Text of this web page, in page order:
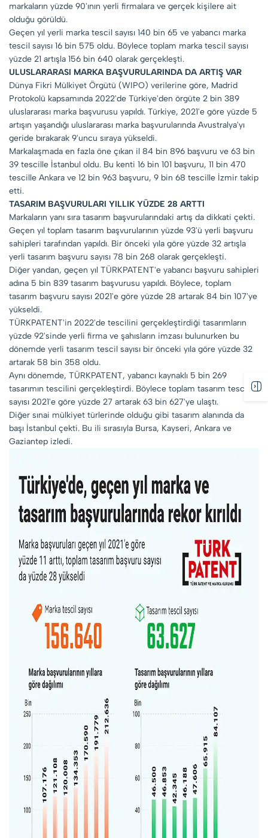
markaların yüzde 90'ının yerli firmalara ve gerçek kişilere ait
olduğu görüldü.
Geçen yıl yerli marka tescil sayısı 140 bin 65 ve yabancı marka
tescil sayısı 16 bin 575 oldu. Böylece toplam marka tescil sayısı
yüzde 21 artışla 156 bin 640 olarak gerçekleşti.
ULUSLARARASI MARKA BAŞVURULARINDA DA ARTIŞ VAR
Dünya Fikri Mülkiyet Örgütü (WIPO) verilerine göre, Madrid
Protokolü kapsamında 2022'de Türkiye'den örgüte 2 bin 389
uluslararası marka başvurusu yapıldı. Türkiye, 2021'e göre yüzde 5
artışın yaşandığı uluslararası marka başvurularında Avustralya'yı
geride bırakarak 9'uncu sıraya yükseldi.
Markalaşmada en fazla öne çıkan il 84 bin 896 başvuru ve 63 bin
39 tescille İstanbul oldu. Bu kenti 16 bin 101 başvuru, 11 bin 470
tescille Ankara ve 12 bin 963 başvuru, 9 bin 68 tescille İzmir takip
etti.
TASARIM BAŞVURULARI YILLIK YÜZDE 28 ARTTI
Markaların yanı sıra tasarım başvurularındaki artış da dikkati çekti.
Geçen yıl toplam tasarım başvurularının yüzde 93'ü yerli başvuru
sahipleri tarafından yapıldı. Bir önceki yıla göre yüzde 32 artışla
yerli tasarım başvuru sayısı 78 bin 268 olarak gerçekleşti.
Diğer yandan, geçen yıl TÜRKPATENT'e yabancı başvuru sahipleri
adına 5 bin 839 tasarım başvurusu yapıldı. Böylece, toplam
tasarım başvuru sayısı 2021'e göre yüzde 28 artarak 84 bin 107'ye
yükseldi.
TÜRKPATENT'in 2022'de tescilini gerçekleştirdiği tasarımların
yüzde 92'sinde yerli firma ve şahısların imzası bulunurken bu
dönemde yerli tasarım tescil sayısı bir önceki yıla göre yüzde 32
artarak 58 bin 358 oldu.
Aynı dönemde, TÜRKPATENT, yabancı kaynaklı 5 bin 269
tasarımın tescilini gerçekleştirdi. Böylece toplam tasarım tescil
sayısı 2021'e göre yüzde 27 artarak 63 bin 627'ye ulaştı.
Diğer sınai mülkiyet türlerinde olduğu gibi tasarım alanında da
başı İstanbul çekti. Bu ili sırasıyla Bursa, Kayseri, Ankara ve
Gaziantep izledi.